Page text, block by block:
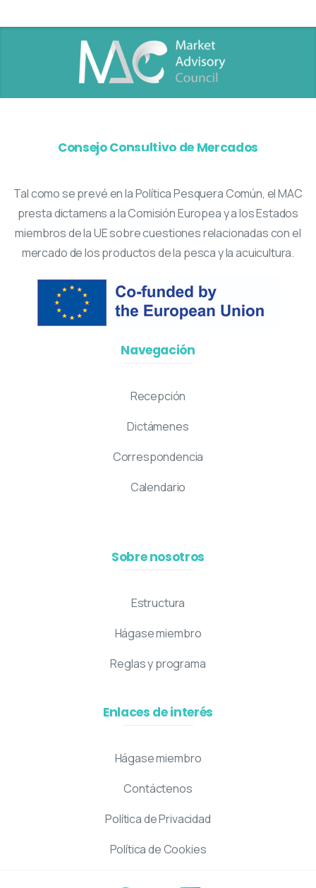
Consejo Consultivo de Mercados
Tal como se prevé en la Política Pesquera Común, el MAC
presta dictamens a la Comisión Europea y a los Estados
miembros de la UE sobre cuestiones relacionadas con el
mercado de los productos de la pesca y la acuicultura.
Navegación
Recepción
Dictámenes
Correspondencia
Calendario
Sobre nosotros
Estructura
Hágase miembro
Reglas y programa
Enlaces de interés
Hágase miembro
Contáctenos
Política de Privacidad
Política de Cookies